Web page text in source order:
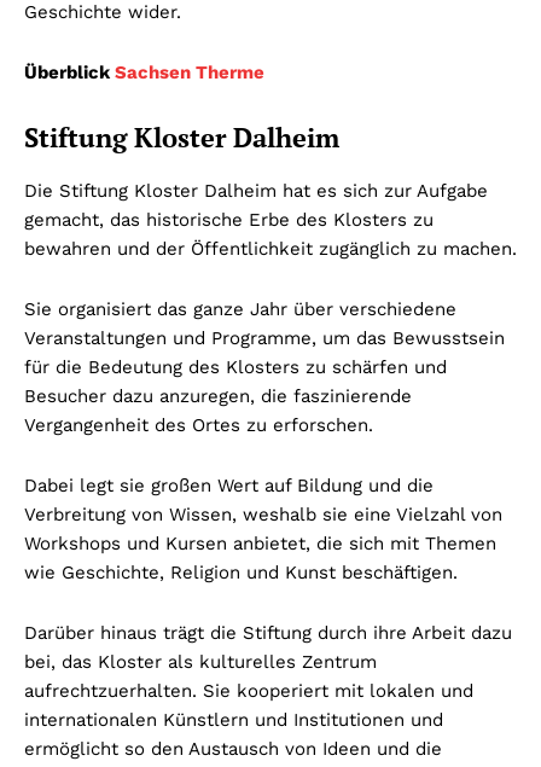
Geschichte wider.
Überblick Sachsen Therme
Stiftung Kloster Dalheim
Die Stiftung Kloster Dalheim hat es sich zur Aufgabe
gemacht, das historische Erbe des Klosters zu
bewahren und der Öffentlichkeit zugänglich zu machen.
Sie organisiert das ganze Jahr über verschiedene
Veranstaltungen und Programme, um das Bewusstsein
für die Bedeutung des Klosters zu schärfen und
Besucher dazu anzuregen, die faszinierende
Vergangenheit des Ortes zu erforschen.
Dabei legt sie großen Wert auf Bildung und die
Verbreitung von Wissen, weshalb sie eine Vielzahl von
Workshops und Kursen anbietet, die sich mit Themen
wie Geschichte, Religion und Kunst beschäftigen.
Darüber hinaus trägt die Stiftung durch ihre Arbeit dazu
bei, das Kloster als kulturelles Zentrum
aufrechtzuerhalten. Sie kooperiert mit lokalen und
internationalen Künstlern und Institutionen und
ermöglicht so den Austausch von Ideen und die